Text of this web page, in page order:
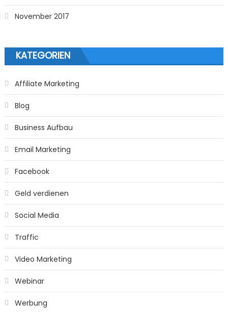
November 2017
KATEGORIEN
Affiliate Marketing
Blog
Business Aufbau
Email Marketing
Facebook
Geld verdienen
Social Media
Traffic
Video Marketing
Webinar
Werbung